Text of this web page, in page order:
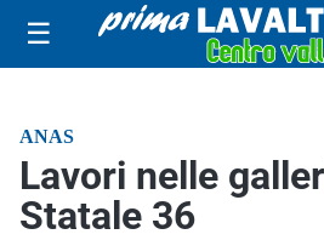
☰
ANAS
Lavori nelle
Statale 36